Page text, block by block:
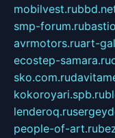
mobilvest.ru
smp-forum.ru
avrmotors.ruart-
ecostep-samara.ru
sko.com.ru
kokoroyari.spb.ru
lenderoq.ru
people-of-art.ru